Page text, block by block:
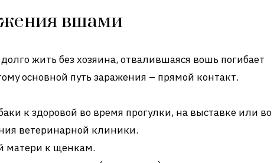
вшами
жить без хозяина, отвалившаяся вошь погибает
основной путь заражения – прямой контакт.
к здоровой во время прогулки, на выставке или во
ветеринарной клиники.
матери к щенкам.